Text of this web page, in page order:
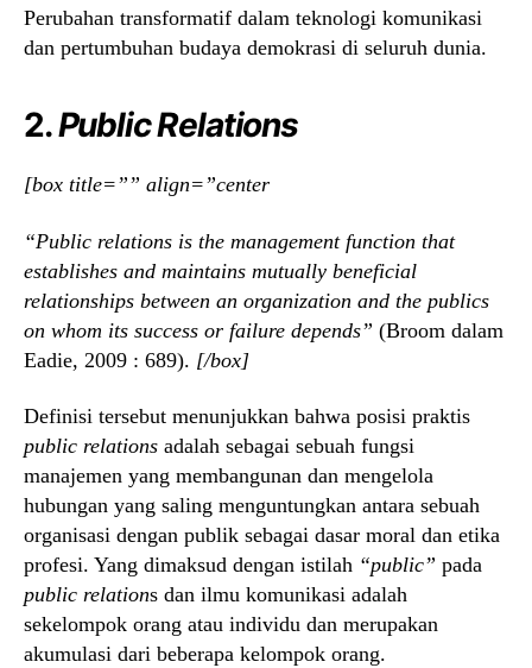
Perubahan transformatif dalam teknologi komunikasi
dan pertumbuhan budaya demokrasi di seluruh dunia.
2.Public Relations
[box title=”” align=”center
“Public relations is the management function that
establishes and maintains mutually beneficial
relationships between an organization and the publics
on whom its success or failure depends” (Broom dalam
Eadie, 2009 : 689). [/box]
Definisi tersebut menunjukkan bahwa posisi praktis
public relations adalah sebagai sebuah fungsi
manajemen yang membangunan dan mengelola
hubungan yang saling menguntungkan antara sebuah
organisasi dengan publik sebagai dasar moral dan etika
profesi. Yang dimaksud dengan istilah “public” pada
public relations dan ilmu komunikasi adalah
sekelompok orang atau individu dan merupakan
akumulasi dari beberapa kelompok orang.